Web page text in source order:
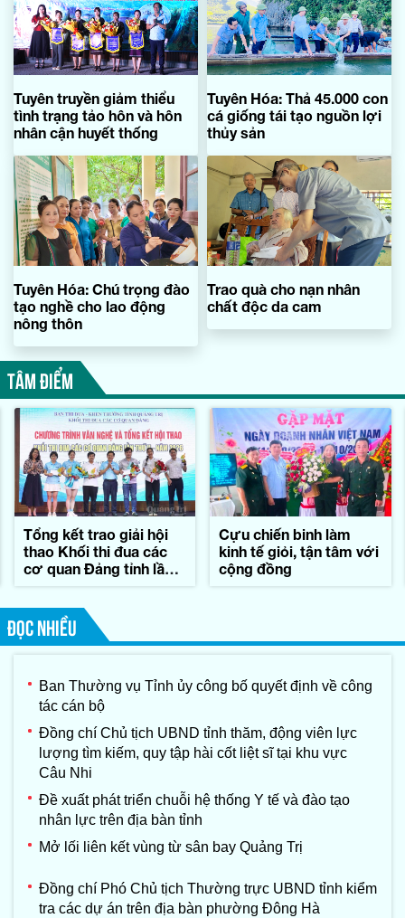
Tuyên truyền giảm thiểu
tình trạng tảo hôn và hôn
nhân cận huyết thống
Tuyên Hóa: Thả 45.000 con
cá giống tái tạo nguồn lợi
thủy sản
Tuyên Hóa: Chú trọng đào
tạo nghề cho lao động
nông thôn
Trao quà cho nạn nhân
chất độc da cam
TÂM ĐIỂM
Tổng kết trao giải hội
thao Khối thi đua các
cơ quan Đảng tỉnh lần
Cựu chiến binh làm
kinh tế giỏi, tận tâm với
cộng đồng
ĐỌC NHIỀU
Ban Thường vụ Tỉnh ủy công bố quyết định về công
tác cán bộ
Đồng chí Chủ tịch UBND tỉnh thăm, động viên lực
lượng tìm kiếm, quy tập hài cốt liệt sĩ tại khu vực
Câu Nhi
Đề xuất phát triển chuỗi hệ thống Y tế và đào tạo
nhân lực trên địa bàn tỉnh
Mở lối liên kết vùng từ sân bay Quảng Trị
Đồng chí Phó Chủ tịch Thường trực UBND tỉnh kiểm
tra các dự án trên địa bàn phường Đông Hà